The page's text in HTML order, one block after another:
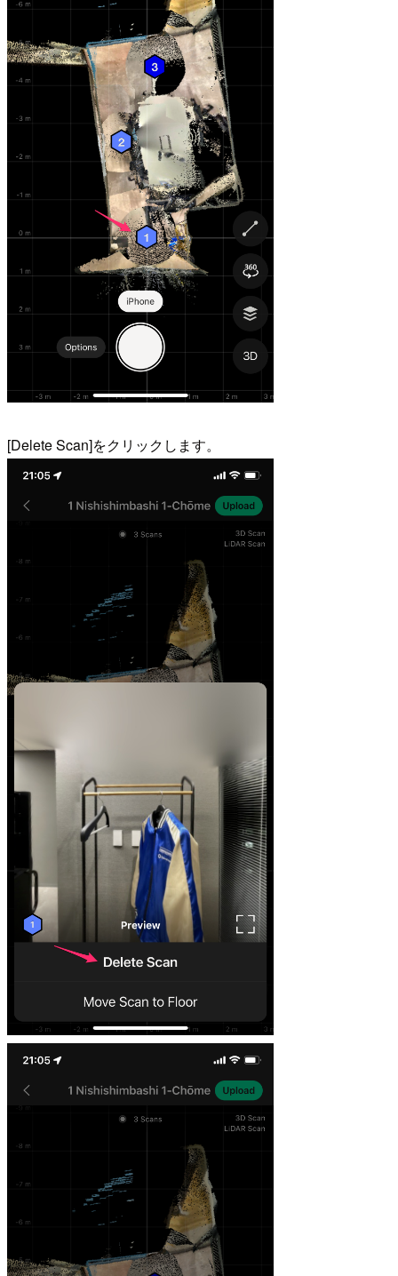
[Delete Scan]をクリックします。